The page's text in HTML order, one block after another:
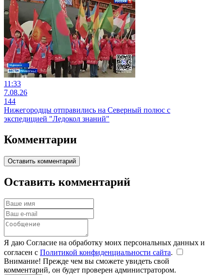
11:33
7.08.26
144
Нижегородцы отправились на Северный полюс с
экспедицией "Ледокол знаний"
Комментарии
Оставить комментарий
Оставить комментарий
Я даю Согласие на обработку моих персональных данных и
согласен с Политикой конфиденциальности сайта.
Внимание! Прежде чем вы сможете увидеть свой
комментарий, он будет проверен администратором.